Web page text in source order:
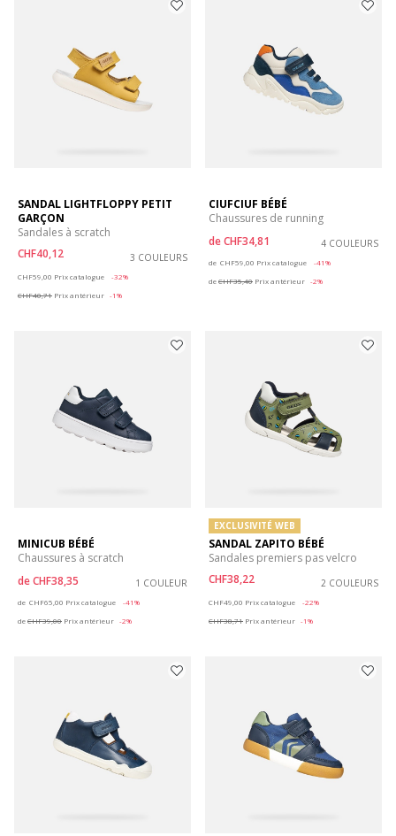
SANDAL LIGHTFLOPPY PETIT
GARÇON
Sandales à scratch
CHF40,12
3 COULEURS
CHF59,00 Prix catalogue
-32%
CHF40,71 Prix antérieur -1%
CIUFCIUF BÉBÉ
Chaussures de running
deCHF34,81 4 COULEURS
de CHF59,00 Prix catalogue
-41%
deCHF35,40 Prix antérieur -2%
MINICUB BÉBÉ
Chaussures à scratch
deCHF38,35 1 COULEUR
de CHF65,00 Prix catalogue
-41%
deCHF39,00 Prix antérieur -2%
EXCLUSIVITÉ WEB
SANDAL ZAPITO BÉBÉ
Sandales premiers pas velcro
CHF38,22
2 COULEURS
CHF49,00 Prix catalogue
-22%
CHF38,71 Prix antérieur -1%